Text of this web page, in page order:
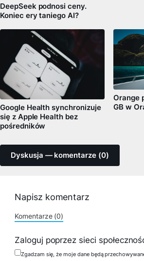
DeepSeek podnosi ceny.
Koniec ery taniego AI?
Google Health synchronizuje
się z Apple Health bez
pośredników
Orange
GB w
Dyskusja — komentarze (0)
Napisz komentarz
Komentarze (0)
Zaloguj poprzez sieci
Zgadzam się, że moje dane będą